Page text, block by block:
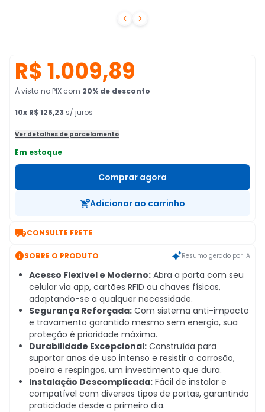
 
R$ 1.009,89
À vista no PIX com 20% de desconto
10x R$ 126,23 s/ juros
Ver detalhes de parcelamento
Em estoque
Comprar agora
Adicionar ao carrinho
CONSULTE FRETE
SOBRE O PRODUTO Resumo gerado por IA
Acesso Flexível e Moderno: Abra a porta com seu
celular via app, cartões RFID ou chaves físicas,
adaptando-se a qualquer necessidade.
Segurança Reforçada: Com sistema anti-impacto
e travamento garantido mesmo sem energia, sua
proteção é prioridade máxima.
Durabilidade Excepcional: Construída para
suportar anos de uso intenso e resistir a corrosão,
poeira e respingos, um investimento que dura.
Instalação Descomplicada: Fácil de instalar e
compatível com diversos tipos de portas, garantindo
praticidade desde o primeiro dia.